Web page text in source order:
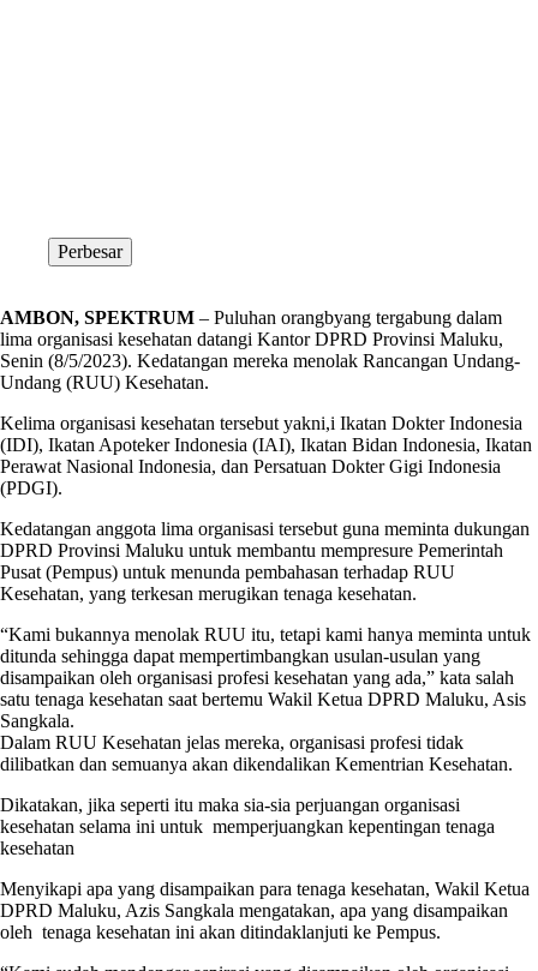
Perbesar
AMBON, SPEKTRUM – Puluhan orangbyang tergabung dalam
lima organisasi kesehatan datangi Kantor DPRD Provinsi Maluku,
Senin (8/5/2023). Kedatangan mereka menolak Rancangan Undang-
Undang (RUU) Kesehatan.
Kelima organisasi kesehatan tersebut yakni,i Ikatan Dokter Indonesia
(IDI), Ikatan Apoteker Indonesia (IAI), Ikatan Bidan Indonesia, Ikatan
Perawat Nasional Indonesia, dan Persatuan Dokter Gigi Indonesia
(PDGI).
Kedatangan anggota lima organisasi tersebut guna meminta dukungan
DPRD Provinsi Maluku untuk membantu mempresure Pemerintah
Pusat (Pempus) untuk menunda pembahasan terhadap RUU
Kesehatan, yang terkesan merugikan tenaga kesehatan.
“Kami bukannya menolak RUU itu, tetapi kami hanya meminta untuk
ditunda sehingga dapat mempertimbangkan usulan-usulan yang
disampaikan oleh organisasi profesi kesehatan yang ada,” kata salah
satu tenaga kesehatan saat bertemu Wakil Ketua DPRD Maluku, Asis
Sangkala.
Dalam RUU Kesehatan jelas mereka, organisasi profesi tidak
dilibatkan dan semuanya akan dikendalikan Kementrian Kesehatan.
Dikatakan, jika seperti itu maka sia-sia perjuangan organisasi
kesehatan selama ini untuk memperjuangkan kepentingan tenaga
kesehatan
Menyikapi apa yang disampaikan para tenaga kesehatan, Wakil Ketua
DPRD Maluku, Azis Sangkala mengatakan, apa yang disampaikan
oleh tenaga kesehatan ini akan ditindaklanjuti ke Pempus.